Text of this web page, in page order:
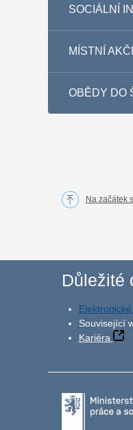
SOCIÁLNÍ
MÍSTNÍ
OBĚDY DO
Na začátek
Důležité
Související
Kariéra